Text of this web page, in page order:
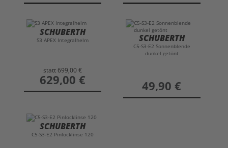
SCHUBERTH
S3 APEX Integralhelm
statt 699,00 €
preis
629,00 €
SCHUBERTH
C5-S3-E2 Sonnenblende
dunkel getönt
preis
49,90 €
SCHUBERTH
C5-S3-E2 Pinlocklinse 120